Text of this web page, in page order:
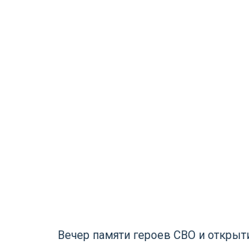
Вечер памяти героев СВО и